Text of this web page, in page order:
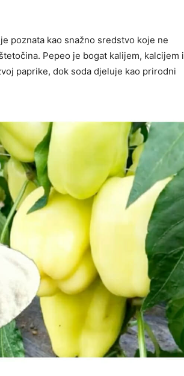
poznata kao snažno sredstvo koje ne
Pepeo je bogat kalijem, kalcijem i
paprike, dok soda djeluje kao prirodni